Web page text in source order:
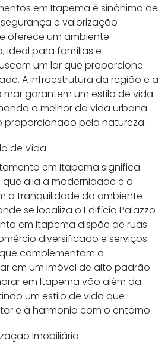
em Itapema é sinônimo de
e valorização
oferece um ambiente
ideal para famílias e
um lar que proporcione
A infraestrutura da região e a
garantem um estilo de vida
o melhor da vida urbana
proporcionado pela natureza.
de Vida
em Itapema significa
que alia a modernidade e a
a tranquilidade do ambiente
se localiza o Edifício Palazzo
em Itapema dispõe de ruas
diversificado e serviços
complementam a
em um imóvel de alto padrão.
em Itapema vão além da
um estilo de vida que
e a harmonia com o entorno.
Imobiliária